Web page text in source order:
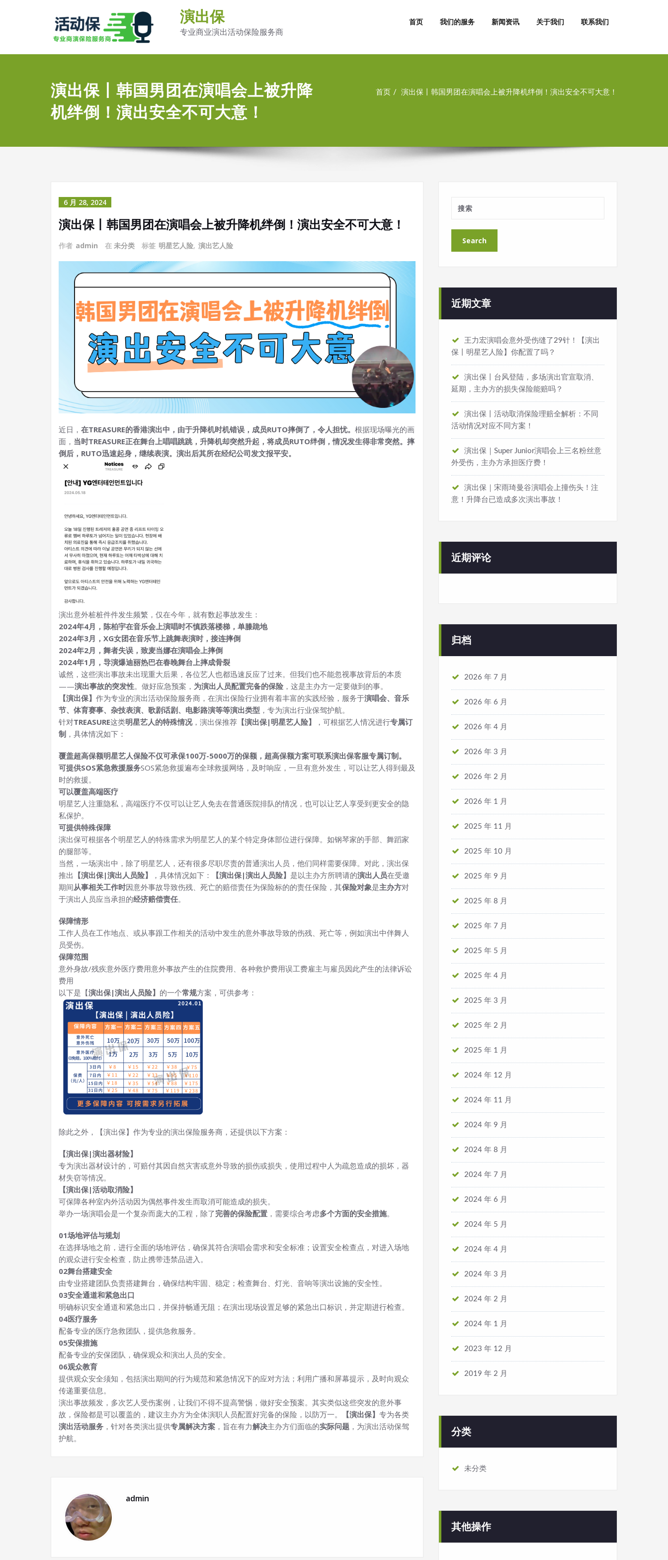
演出保
专业商业演出活动保险服务商
首页 我们的服务 新闻资讯 关于我们 联系我们
演出保丨韩国男团在演唱会上被升降
机绊倒！演出安全不可大意！
首页 演出保丨韩国男团在演唱会上被升降机绊倒！演出安全不可大意！
6 月 28, 2024
演出保丨韩国男团在演唱会上被升降机绊倒！演出安全不可大意！
作者 admin 在 未分类 标签 明星艺人险, 演出艺人险
近日， 在TREASURE的香港演出中，由于升降机时机错误，成员RUTO摔倒了，令人担忧。 根据现场曝光的画
面， 当时TREASURE正在舞台上唱唱跳跳，升降机却突然升起，将成员RUTO绊倒，情况发生得非常突然。摔
倒后，RUTO迅速起身，继续表演。演出后其所在经纪公司发文报平安。
演出意外桩桩件件发生频繁，仅在今年，就有数起事故发生：
2024年4月 ， 陈柏宇在音乐会上演唱时不慎跌落楼梯，单膝跪地
2024年3月 ， XG女团在音乐节上跳舞表演时，接连摔倒
2024年2月 ， 舞者失误，致麦当娜在演唱会上摔倒
2024年1月 ， 导演爆迪丽热巴在春晚舞台上摔成骨裂
诚然，这些演出事故未出现重大后果，各位艺人也都迅速反应了过来。但我们也不能忽视事故背后的本质
——演出事故的突发性。做好应急预案， 为演出人员配置完备的保险 ，这是主办方一定要做到的事。
【演出保】 作为专业的演出活动保险服务商，在演出保险行业拥有着丰富的实践经验，服务于演唱会、音乐
节、体育赛事、杂技表演、歌剧话剧、电影路演等等演出类型 ，专为演出行业保驾护航。
针对TREASURE这类明星艺人的特殊情况，演出保推荐 【演出保|明星艺人险】 ，可根据艺人情况进行专属订
制 ，具体情况如下：
覆盖超高保额明星艺人保险不仅可承保100万-5000万的保额，超高保额方案可联系演出保客服专属订制。
可提供SOS紧急救援服务SOS紧急救援遍布全球救援网络，及时响应，一旦有意外发生，可以让艺人得到最及
时的救援。
可以覆盖高端医疗
明星艺人注重隐私，高端医疗不仅可以让艺人免去在普通医院排队的情况，也可以让艺人享受到更安全的隐
私保护。
可提供特殊保障
演出保可根据各个明星艺人的特殊需求为明星艺人的某个特定身体部位进行保障。如钢琴家的手部、舞蹈家
的腿部等。
当然，一场演出中，除了明星艺人，还有很多尽职尽责的普通演出人员，他们同样需要保障。对此，演出保
推出 【演出保|演出人员险】 ，具体情况如下： 【演出保|演出人员险】 是以主办方所聘请的演出人员在受邀
期间从事相关工作时因意外事故导致伤残、死亡的赔偿责任为保险标的的责任保险，其保险对象是主办方对
于演出人员应当承担的经济赔偿责任。
保障情形
工作人员在工作地点、或从事跟工作相关的活动中发生的意外事故导致的伤残、死亡等，例如演出中伴舞人
员受伤。
保障范围
意外身故/残疾意外医疗费用意外事故产生的住院费用、各种救护费用误工费雇主与雇员因此产生的法律诉讼
费用
以下是【演出保|演出人员险】 的一个常规方案，可供参考：
除此之外，【演出保】作为专业的演出保险服务商，还提供以下方案：
【演出保|演出器材险】
专为演出器材设计的，可赔付其因自然灾害或意外导致的损伤或损失，使用过程中人为疏忽造成的损坏，器
材失窃等情况。
【演出保|活动取消险】
可保障各种室内外活动因为偶然事件发生而取消可能造成的损失。
举办一场演唱会是一个复杂而庞大的工程，除了完善的保险配置 ，需要综合考虑多个方面的安全措施。
01场地评估与规划
在选择场地之前，进行全面的场地评估，确保其符合演唱会需求和安全标准；设置安全检查点，对进入场地
的观众进行安全检查，防止携带违禁品进入。
02舞台搭建安全
由专业搭建团队负责搭建舞台，确保结构牢固、稳定；检查舞台、灯光、音响等演出设施的安全性。
03安全通道和紧急出口
明确标识安全通道和紧急出口，并保持畅通无阻；在演出现场设置足够的紧急出口标识，并定期进行检查。
04医疗服务
配备专业的医疗急救团队，提供急救服务。
05安保措施
配备专业的安保团队，确保观众和演出人员的安全。
06观众教育
提供观众安全须知，包括演出期间的行为规范和紧急情况下的应对方法；利用广播和屏幕提示，及时向观众
传递重要信息。
演出事故频发，多次艺人受伤案例，让我们不得不提高警惕，做好安全预案。其实类似这些突发的意外事
故，保险都是可以覆盖的，建议主办方为全体演职人员配置好完备的保险，以防万一。
【演出保】 专为各类
演出活动服务 ，针对各类演出提供专属解决方案 ，旨在有力解决主办方们面临的实际问题 ，为演出活动保驾
护航。
admin
近期文章
王力宏演唱会意外受伤缝了29针！【演出
保丨明星艺人险】你配置了吗？
演出保丨台风登陆，多场演出官宣取消、
延期，主办方的损失保险能赔吗？
演出保丨活动取消保险理赔全解析：不同
活动情况对应不同方案！
演出保｜Super Junior演唱会上三名粉丝意
外受伤，主办方承担医疗费！
演出保｜宋雨琦曼谷演唱会上撞伤头！注
意！升降台已造成多次演出事故！
近期评论
归档
2026 年 7 月
2026 年 6 月
2026 年 4 月
2026 年 3 月
2026 年 2 月
2026 年 1 月
2025 年 11 月
2025 年 10 月
2025 年 9 月
2025 年 8 月
2025 年 7 月
2025 年 5 月
2025 年 4 月
2025 年 3 月
2025 年 2 月
2025 年 1 月
2024 年 12 月
2024 年 11 月
2024 年 9 月
2024 年 8 月
2024 年 7 月
2024 年 6 月
2024 年 5 月
2024 年 4 月
2024 年 3 月
2024 年 2 月
2024 年 1 月
2023 年 12 月
2019 年 2 月
分类
未分类
其他操作